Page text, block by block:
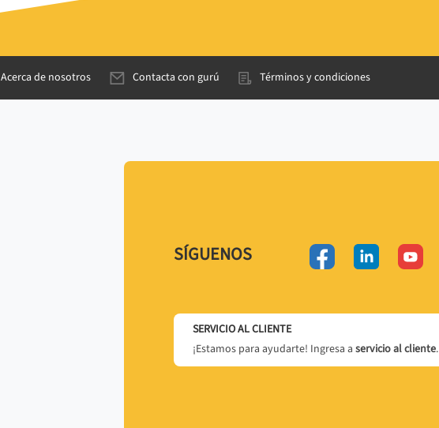
Acerca de nosotros Contacta con gurú Términos y condiciones
SÍGUENOS
SERVICIO AL CLIENTE
¡Estamos para ayudarte! Ingresa a servicio al cliente.